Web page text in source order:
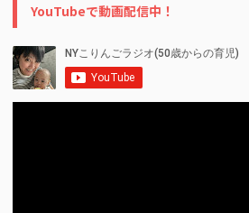
YouTubeで動画配信中！